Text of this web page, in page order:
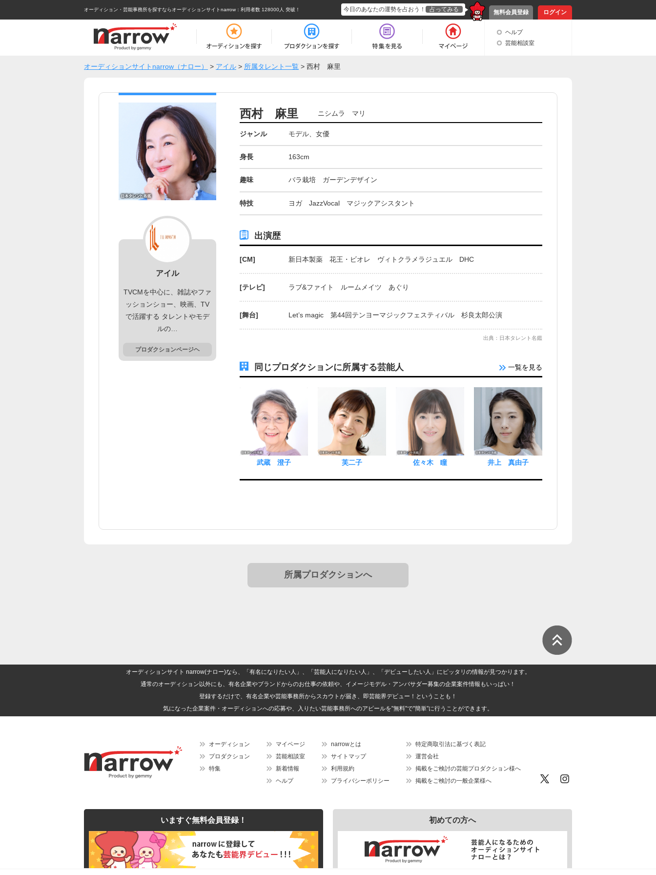
オーディション・芸能事務所を探すならオーディションサイトnarrow ：利用者数 128000人 突破！ 無料会員登録 ログイン
今日のあなたの運勢を占おう！ 占ってみる
ヘルプ
芸能相談室
オーディションサイトnarrow（ナロー） > アイル > 所属タレント一覧 > 西村 麻里
アイル
TVCMを中心に、雑誌やファ
ッションショー、映画、TV
で活躍する タレントやモデ
ルの…
プロダクションページヘ
西村 麻里 ニシムラ マリ
ジャンル モデル、女優
身長 163cm
趣味 バラ栽培 ガーデンデザイン
特技 ヨガ JazzVocal マジックアシスタント
出演歴
[CM] 新日本製薬 花王・ビオレ ヴィトクラメラジュエル DHC
[テレビ] ラブ&ファイト ルームメイツ あぐり
[舞台] Let’s magic 第44回テンヨーマジックフェスティバル 杉良太郎公演
出典：日本タレント名鑑
同じプロダクションに所属する芸能人 一覧を見る
武蔵 澄子 芙二子 佐々木 瞳 井上 真由子
所属プロダクションへ
オーディションサイト narrow(ナロー)なら、「有名になりたい人」、「芸能人になりたい人」、「デビューしたい人」にピッタリの情報が見つかります。
通常のオーディション以外にも、有名企業やブランドからのお仕事の依頼や、イメージモデル・アンバサダー募集の企業案件情報もいっぱい！
登録するだけで、有名企業や芸能事務所からスカウトが届き、即芸能界デビュー！ということも！
気になった企業案件・オーディションへの応募や、入りたい芸能事務所へのアピールを"無料"で"簡単"に行うことができます。
オーディション
プロダクション
特集
マイページ
芸能相談室
新着情報
ヘルプ
narrowとは
サイトマップ
利用規約
プライバシーポリシー
特定商取引法に基づく表記
運営会社
掲載をご検討の芸能プロダクション様へ
掲載をご検討の一般企業様へ
いますぐ無料会員登録！ 初めての方へ